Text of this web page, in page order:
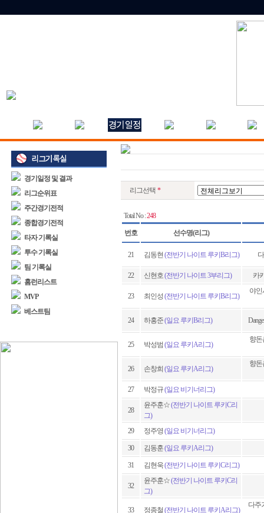
경기일정 및 결과
리그순위표
주간경기전적
종합경기전적
타자 기록실
투수 기록실
팀 기록실
홈런리스트
MVP
베스트팀
리그선택 *
Total No :248
번호 선수명(리그)
21 김동현 (전반기 나이트 루키B리그)
22 신현호(전반기 나이트 3부리그) 카
23 최인성(전반기 나이트 루키B리그)
야인
24 하홍준(일요 루키B리그)
25 박성범 (일요 루키A리그)
향돈
26 손창희 (일요 루키A리그)
향돈
27 박정규(일요 비기너리그)
28
윤주훈☆(전반기 나이트 루키C리
그)
29
정주영(일요 비기너리그)
30 김동훈(일요 루키A리그)
31 김현욱(전반기 나이트 루키C리그)
32
윤주훈☆(전반기 나이트 루키C리
그)
33 정종철 (전반기 나이트 루키A리그)
다주